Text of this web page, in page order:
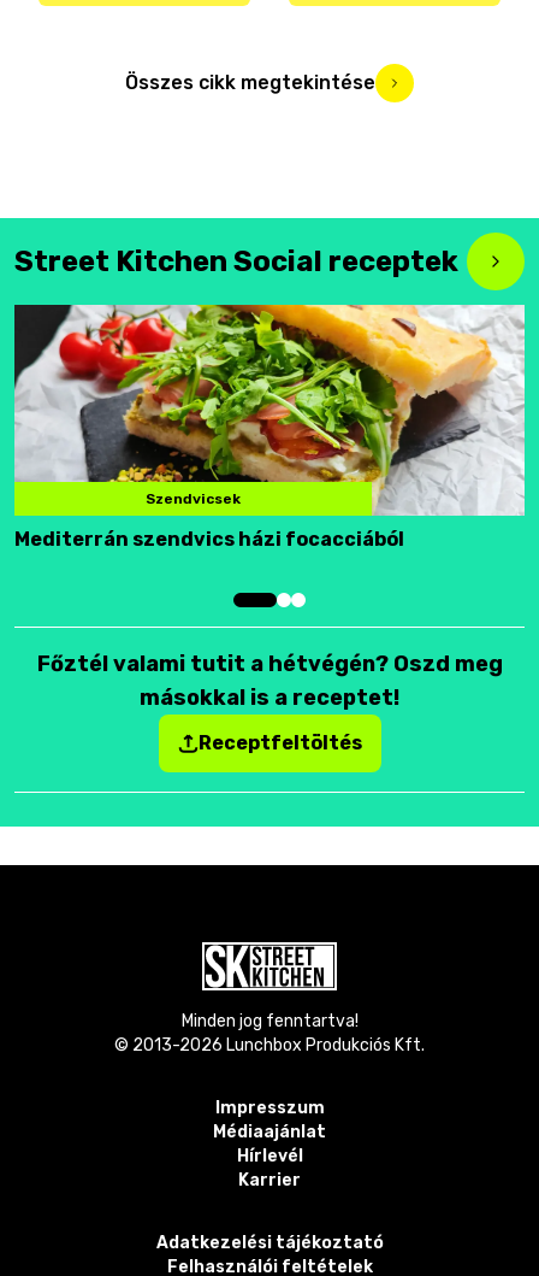
Összes cikk megtekintése
Street Kitchen Social receptek
Szendvicsek
Mediterrán szendvics házi focacciából
Főztél valami tutit a hétvégén? Oszd meg
másokkal is a receptet!
Receptfeltöltés
Minden jog fenntartva!
© 2013-2026 Lunchbox Produkciós Kft.
Impresszum
Médiaajánlat
Hírlevél
Karrier
Adatkezelési tájékoztató
Felhasználói feltételek